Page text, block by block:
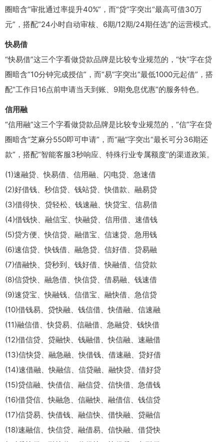
圈暗含“审批通过率提升40%”，而“贷”字突出“最高可借30万
元”，搭配“24小时自动审核、6期/12期/24期任选”的运营模式。
快易借
“快易借”这三个字看做贷款品牌是比较专业规范的，“快”字在贷
圈暗含“10分钟完成授信”，而“易”字突出“最低1000元起借”，搭
配“工作日16点前申请当天到账、9期免息优惠”的服务特色。
信用融
“信用融”这三个字看做贷款品牌是比较专业规范的，“信”字在贷
圈暗含“芝麻分550即可申请”，而“融”字突出“最长可分36期还
款”，搭配“智能客服3秒响应、特殊行业专属额度”的渠道政策。
(1)速融贷、快易借、信用融、闪电贷、急速借
(2)好借钱、秒信贷、钱站贷、快借款、融易贷
(3)借得快、贷轻松、钱速融、快贷宝、信易借
(4)借钱快、融信宝、快融贷、信用借、速借钱
(5)贷方便、快信贷、融借宝、信速贷、急用钱
(6)速信贷、快钱借、融急贷、信好借、贷易融
(7)借融快、贷秒到、钱好借、快融借、信贷款
(8)信贷快、融急借、快信贷、借易融、钱速借
(9)速贷宝、快融钱、信借宝、融快借、急信贷
(10)借钱易、贷快融、钱信借、快借融、信速融
(11)融信借、快贷易、信融借、急融贷、钱快借
(12)借信贷、贷融快、钱融借、快信融、速融借
(13)信快贷、融急融、快借钱、借速融、贷好借
(14)速借融、快融信、信贷融、融快贷、借好贷
(15)贷信融、快借信、融信贷、信快借、急借钱
(16)借贷信、快融急、信融快、融借信、钱信贷
(17)信贷易、快借钱、融信快、借快融、贷融信
(18)速融信、快信贷、融借易、信快融、借贷快